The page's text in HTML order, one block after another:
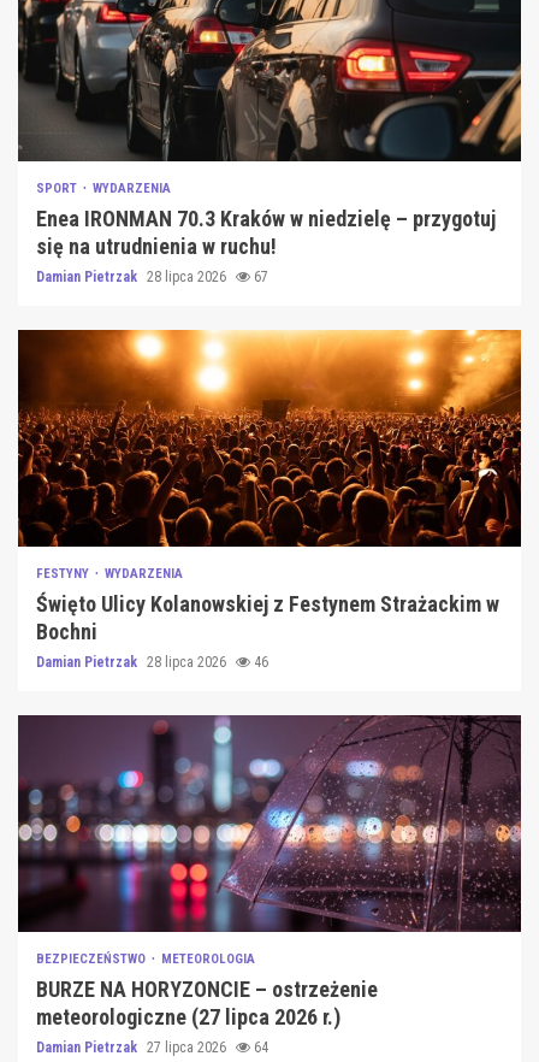
SPORT WYDARZENIA
Enea IRONMAN 70.3 Kraków w niedzielę – przygotuj
się na utrudnienia w ruchu!
Damian Pietrzak 28 lipca 2026 67
FESTYNY WYDARZENIA
Święto Ulicy Kolanowskiej z Festynem Strażackim w
Bochni
Damian Pietrzak 28 lipca 2026 46
BEZPIECZEŃSTWO METEOROLOGIA
BURZE NA HORYZONCIE – ostrzeżenie
meteorologiczne (27 lipca 2026 r.)
Damian Pietrzak 27 lipca 2026 64